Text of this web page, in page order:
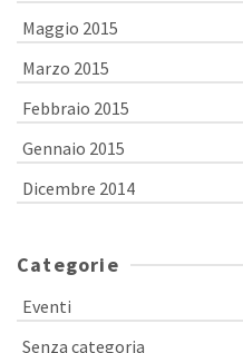
Maggio 2015
Marzo 2015
Febbraio 2015
Gennaio 2015
Dicembre 2014
Categorie
Eventi
Senza categoria